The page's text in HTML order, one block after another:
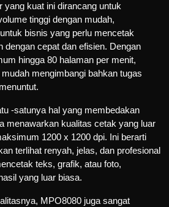
yang kuat ini dirancang untuk
tinggi dengan mudah,
bisnis yang perlu mencetak
dengan cepat dan efisien. Dengan
hingga 80 halaman per menit,
mengimbangi bahkan tugas
-satunya hal yang membedakan
menawarkan kualitas cetak yang luar
1200 x 1200 dpi. Ini berarti
terlihat renyah, jelas, dan profesional
teks, grafik, atau foto,
yang luar biasa.
MPO8080 juga sangat